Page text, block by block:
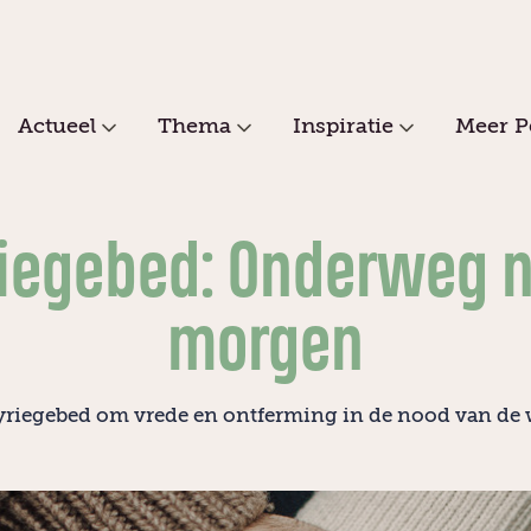
Actueel Thema Inspiratie Meer
Onderweg
morgen
om vrede en ontferming in de nood van de